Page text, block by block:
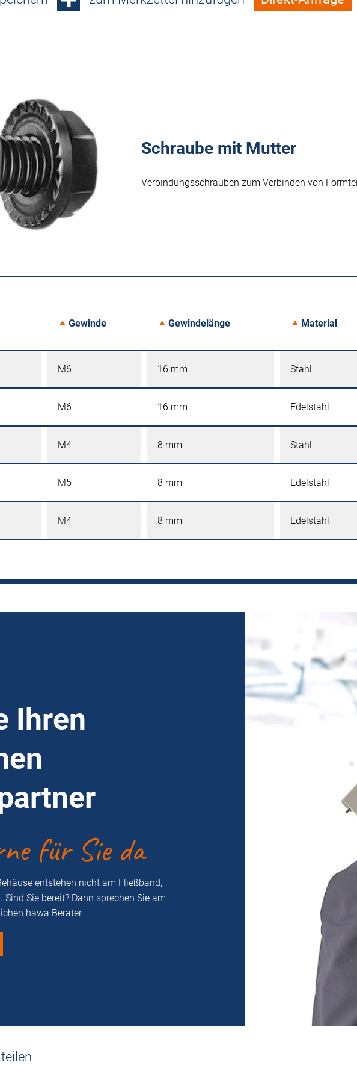
Schraube mit Mutter
Verbindungsschrauben zum Verbinden von
Gewinde Gewindelänge Material
M6 16 mm Stahl
M6 16 mm Edelstahl
M4 8 mm Stahl
M5 8 mm Edelstahl
M4 8 mm Edelstahl
Ihren
für Sie da
entstehen nicht am Fließband,
Sie bereit? Dann sprechen Sie am
häwa Berater.